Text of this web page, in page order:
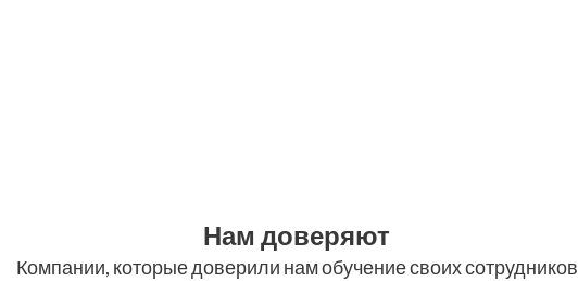
Нам доверяют
Компании, которые доверили нам обучение своих сотрудников